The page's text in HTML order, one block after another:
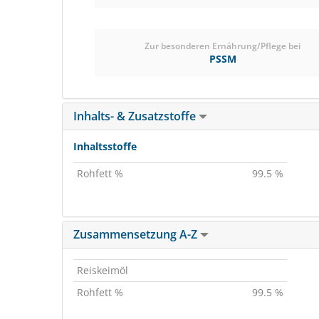
Zur besonderen Ernährung/Pflege bei
PSSM
Inhalts- & Zusatzstoffe
Inhaltsstoffe
Rohfett %
99.5 %
Zusammensetzung A-Z
Reiskeimöl
Rohfett %
99.5 %